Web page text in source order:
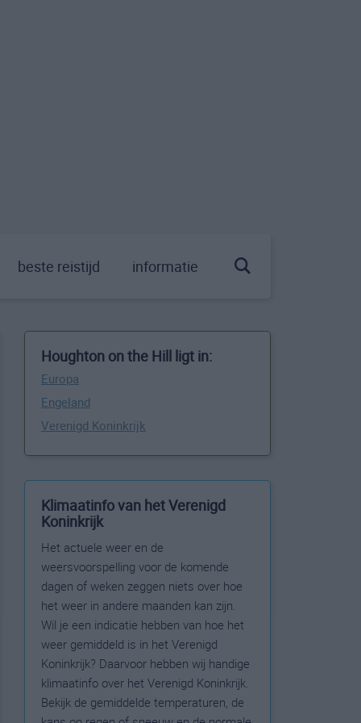
beste reistijd informatie
Houghton on the Hill ligt in:
Europa
Engeland
Verenigd Koninkrijk
Klimaatinfo van het Verenigd
Koninkrijk
Het actuele weer en de
weersvoorspelling voor de komende
dagen of weken zeggen niets over hoe
het weer in andere maanden kan zijn.
Wil je een indicatie hebben van hoe het
weer gemiddeld is in het Verenigd
Koninkrijk? Daarvoor hebben wij handige
klimaatinfo over het Verenigd Koninkrijk.
Bekijk de gemiddelde temperaturen, de